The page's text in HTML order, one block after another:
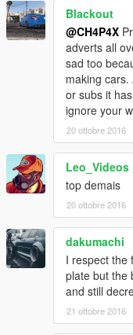
(OS INVEJOSOS FICA
Blackout
@CH4P4X
adverts all
sad too
making
or subs it
ignore your
20 ottobre 2016
Leo_Videos
top demais
20 ottobre 2016
dakumachi
I respect the
plate but the
and still
21 ottobre 2016